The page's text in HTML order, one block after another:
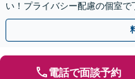
い！プライバシー配慮の個室
ラーとも連携】
電話で面談予約